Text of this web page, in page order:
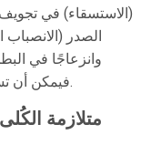
(الاستسقاء) في تجويف
الصدر
وانزعاجًا في
فيمكن أن تسبب ألمًا في الصدر وضيقًا في التنفس.
متلازمة